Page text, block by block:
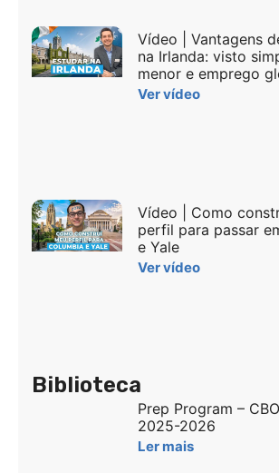
Vídeo | Vantagens
na Irlanda: visto
menor e emprego
Ver vídeo
Vídeo | Como
perfil para passar
e Yale
Ver vídeo
Biblioteca
Prep Program –
2025-2026
Ler mais